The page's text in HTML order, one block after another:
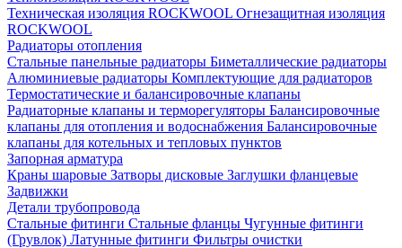
Техническая изоляция ROCKWOOL Огнезащитная изоляция
ROCKWOOL
Радиаторы отопления
Стальные панельные радиаторы Биметаллические радиаторы
Алюминиевые радиаторы Комплектующие для радиаторов
Термостатические и балансировочные клапаны
Радиаторные клапаны и терморегуляторы Балансировочные
клапаны для отопления и водоснабжения Балансировочные
клапаны для котельных и тепловых пунктов
Запорная арматура
Краны шаровые Затворы дисковые Заглушки фланцевые
Задвижки
Детали трубопровода
Стальные фитинги Стальные фланцы Чугунные фитинги
(Грувлок) Латунные фитинги Фильтры очистки